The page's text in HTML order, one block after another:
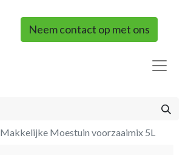
Neem contact op met ons
Makkelijke Moestuin voorzaaimix 5L